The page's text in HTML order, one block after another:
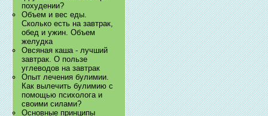
похудении?
Объем и вес еды.
Сколько есть на завтрак,
обед и ужин. Объем
желудка
Овсяная каша - лучший
завтрак. О пользе
углеводов на завтрак
Опыт лечения булимии.
Как вылечить булимию с
помощью психолога и
своими силами?
Основные принципы